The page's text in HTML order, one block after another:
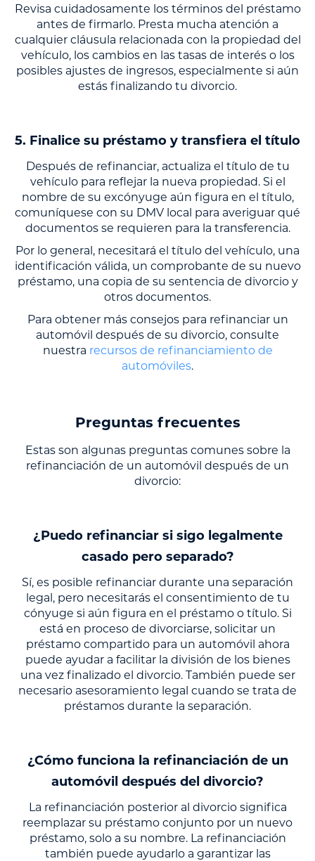
Revisa cuidadosamente los términos del préstamo
antes de firmarlo. Presta mucha atención a
cualquier cláusula relacionada con la propiedad del
vehículo, los cambios en las tasas de interés o los
posibles ajustes de ingresos, especialmente si aún
estás finalizando tu divorcio.
5. Finalice su préstamo y transfiera el título
Después de refinanciar, actualiza el título de tu
vehículo para reflejar la nueva propiedad. Si el
nombre de su excónyuge aún figura en el título,
comuníquese con su DMV local para averiguar qué
documentos se requieren para la transferencia.
Por lo general, necesitará el título del vehículo, una
identificación válida, un comprobante de su nuevo
préstamo, una copia de su sentencia de divorcio y
otros documentos.
Para obtener más consejos para refinanciar un
automóvil después de su divorcio, consulte
nuestra recursos de refinanciamiento de
automóviles.
Preguntas frecuentes
Estas son algunas preguntas comunes sobre la
refinanciación de un automóvil después de un
divorcio:
¿Puedo refinanciar si sigo legalmente
casado pero separado?
Sí, es posible refinanciar durante una separación
legal, pero necesitarás el consentimiento de tu
cónyuge si aún figura en el préstamo o título. Si
está en proceso de divorciarse, solicitar un
préstamo compartido para un automóvil ahora
puede ayudar a facilitar la división de los bienes
una vez finalizado el divorcio. También puede ser
necesario asesoramiento legal cuando se trata de
préstamos durante la separación.
¿Cómo funciona la refinanciación de un
automóvil después del divorcio?
La refinanciación posterior al divorcio significa
reemplazar su préstamo conjunto por un nuevo
préstamo, solo a su nombre. La refinanciación
también puede ayudarlo a garantizar las